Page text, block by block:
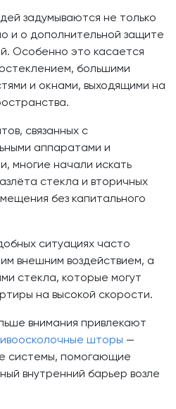
задумываются не только
и о дополнительной защите
Особенно это касается
большими
и окнами, выходящими на
связанных с
аппаратами и
многие начали искать
стекла и вторичных
без капитального
ситуациях часто
внешним воздействием, а
стекла, которые могут
на высокой скорости.
внимания привлекают
шторы —
системы, помогающие
внутренний барьер возле